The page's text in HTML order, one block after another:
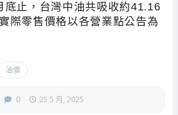
底止，台灣中油共吸收約41.16
際零售價格以各營業點公告為
油價
0 25 5 月, 2025